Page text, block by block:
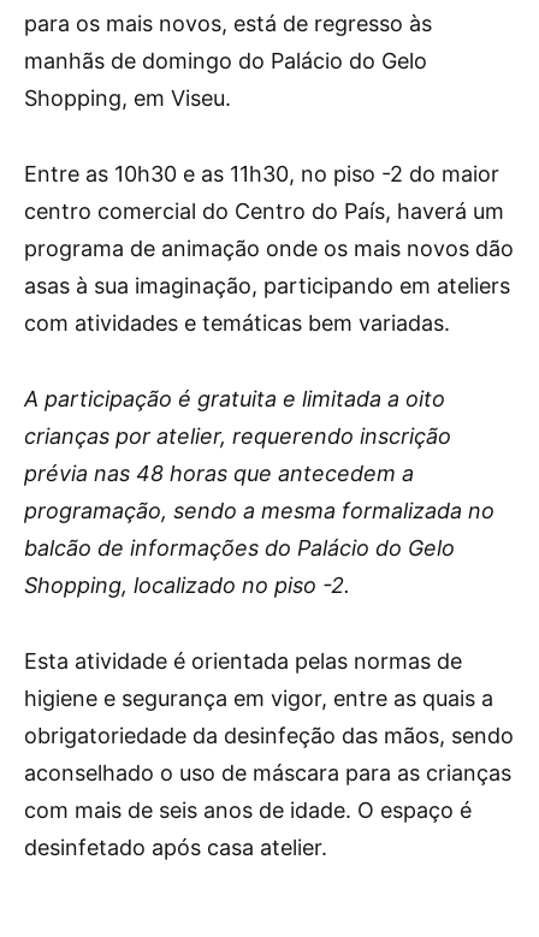
para os mais novos, está de regresso às
manhãs de domingo do Palácio do Gelo
Shopping, em Viseu.
Entre as 10h30 e as 11h30, no piso -2 do maior
centro comercial do Centro do País, haverá um
programa de animação onde os mais novos dão
asas à sua imaginação, participando em ateliers
com atividades e temáticas bem variadas.
A participação é gratuita e limitada a oito
crianças por atelier, requerendo inscrição
prévia nas 48 horas que antecedem a
programação, sendo a mesma formalizada no
balcão de informações do Palácio do Gelo
Shopping, localizado no piso -2.
Esta atividade é orientada pelas normas de
higiene e segurança em vigor, entre as quais a
obrigatoriedade da desinfeção das mãos, sendo
aconselhado o uso de máscara para as crianças
com mais de seis anos de idade. O espaço é
desinfetado após casa atelier.